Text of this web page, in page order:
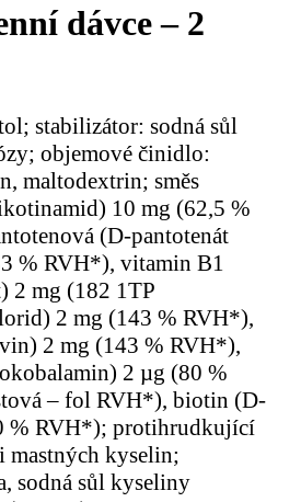
dávce – 2
stabilizátor: sodná sůl
objemové činidlo:
maltodextrin; směs
10 mg (62,5 %
(D-pantotenát
% RVH*), vitamin B1
2 mg (182 1TP
2 mg (143 % RVH*),
2 mg (143 % RVH*),
2 µg (80 %
– fol RVH*), biotin (D-
% RVH*); protihrudkující
mastných kyselin;
sodná sůl kyseliny